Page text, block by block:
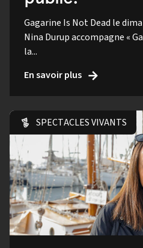
Gagarine Is Not Dead le
Nina Durup accompagne «
la...
En savoir plus
SPECTACLES VIVANTS